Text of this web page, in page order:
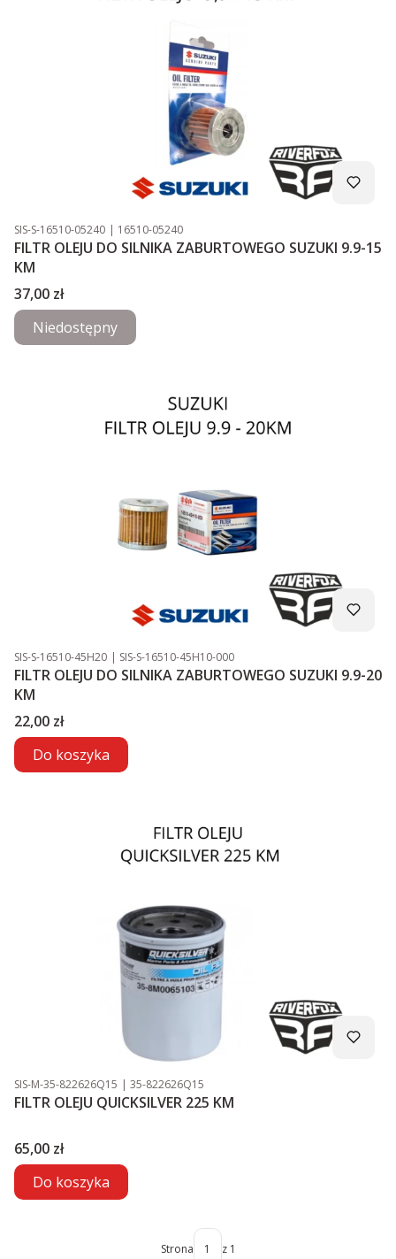
Kod produktu
SIS-S-16510-05240 Kod producenta
16510-05240
FILTR OLEJU DO SILNIKA ZABURTOWEGO SUZUKI 9.9-15
KM
Cena
37,00 zł
Niedostępny
Kod produktu
SIS-S-16510-45H20 Kod producenta
SIS-S-16510-45H10-000
FILTR OLEJU DO SILNIKA ZABURTOWEGO SUZUKI 9.9-20
KM
Cena
22,00 zł
Do koszyka
Kod produktu
SIS-M-35-822626Q15 Kod producenta
35-822626Q15
FILTR OLEJU QUICKSILVER 225 KM
Cena
65,00 zł
Do koszyka
Strona z 1